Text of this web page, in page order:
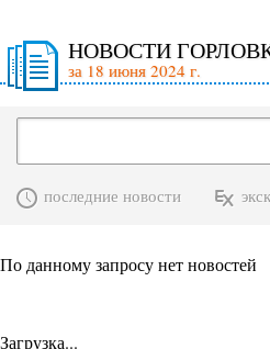
НОВОСТИ
за 18 июня 2024 г.
последние новости
По данному запросу нет новостей
Загрузка...